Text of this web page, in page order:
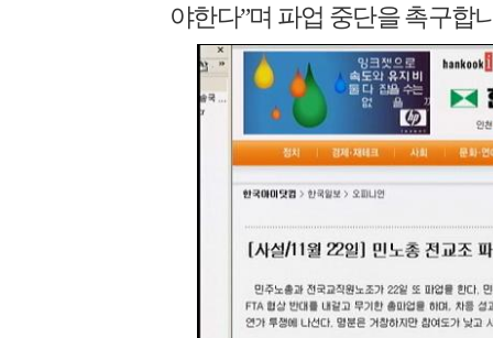
야한다”며 파업 중단을 촉구합